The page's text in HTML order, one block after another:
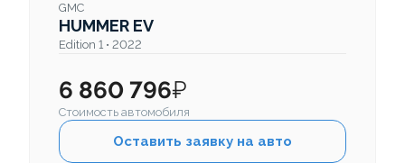
GMC
HUMMER EV
Edition 1 • 2022
6 860 796₽
Стоимость автомобиля
Оставить заявку на авто